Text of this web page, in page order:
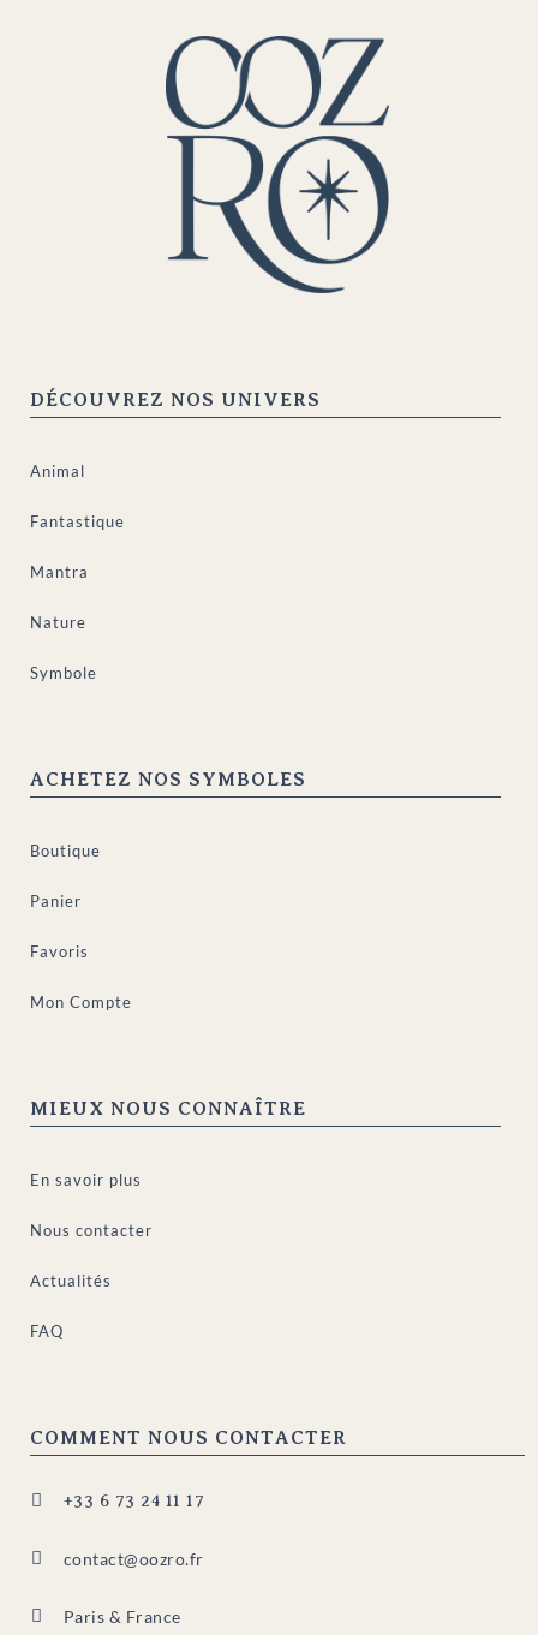
DÉCOUVREZ NOS UNIVERS
Animal
Fantastique
Mantra
Nature
Symbole
ACHETEZ NOS SYMBOLES
Boutique
Panier
Favoris
Mon Compte
MIEUX NOUS CONNAÎTRE
En savoir plus
Nous contacter
Actualités
FAQ
COMMENT NOUS CONTACTER
 +33 6 73 24 11 17
 contact@oozro.fr
 Paris & France